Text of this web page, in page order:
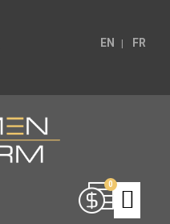
EN FR